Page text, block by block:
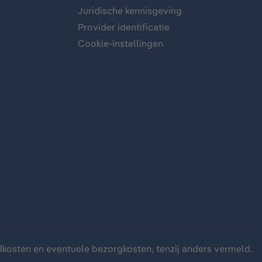
Juridische kennisgeving
Provider identificatie
Cookie-instellingen
en eventuele bezorgkosten, tenzij anders vermeld.